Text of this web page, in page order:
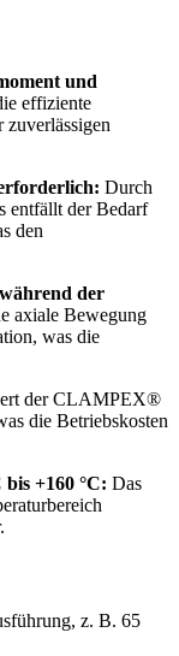
und
effiziente
Durch
entfällt der Bedarf
den
der
axiale Bewegung
was die
der CLAMPEX®
die Betriebskosten
+160 °C: Das
z. B. 65